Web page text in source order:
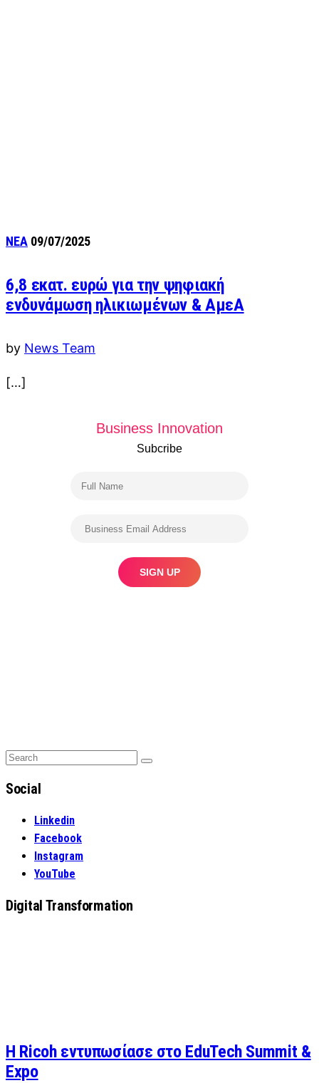
ΝΕΑ 09/07/2025
6,8 εκατ. ευρώ για την ψηφιακή
ενδυνάμωση ηλικιωμένων & ΑμεΑ
by News Team
[…]
Business Innovation
Subcribe
Search
Search
Social
Linkedin
Facebook
Instagram
YouTube
Digital Transformation
Η Ricoh εντυπωσίασε στο EduTech Summit &
Expo